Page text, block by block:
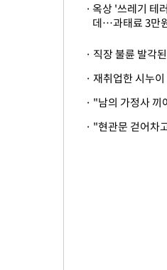
옥상 '쓰레기 테
데…과태료 3만